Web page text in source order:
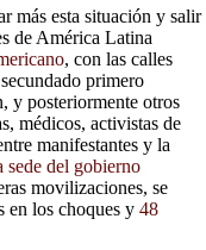
más esta situación y salir
de América Latina
, con las calles
primero
y posteriormente otros
médicos, activistas de
manifestantes y la
sede del gobierno
movilizaciones, se
en los choques y 48